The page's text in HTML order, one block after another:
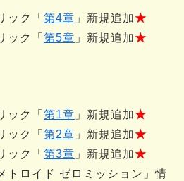
ック「 第4章 」新規追加★
ック「 第5章 」新規追加★
ック「 第1章 」新規追加★
ック「 第2章 」新規追加★
ック「 第3章 」新規追加★
トロイド ゼロミッション」情